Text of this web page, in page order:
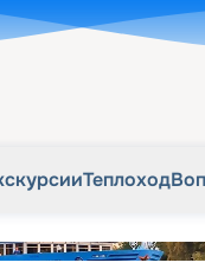
Теплоход